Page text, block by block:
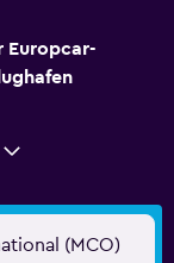
Europcar-
(MCO)